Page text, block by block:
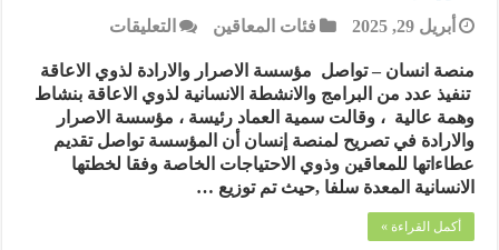
أبريل 29, 2025
فئات المعاقين التعليقات
الاصرار
والارادة
تواصل
تنفيذ
برامج
الدعم
منصة انسان – تواصل مؤسسة الاصرار والارادة لذوي الاعاقة
تنفيذ عدد من البرامج والانشطة الانسانية لذوي الاعاقة بنشاط
وهمة عالية ، وقالت سمية العماد رئيسة ، مؤسسة الاصرار
والارادة في تصريح لمنصة إنسان أن المؤسسة تواصل تقديم
عطاءاتها للمعاقين وذوي الاحتياجات الخاصة وفقا لخطتها
الانسانية المعدة سلفا ,حيث تم توزيع …
أكمل القراءة »